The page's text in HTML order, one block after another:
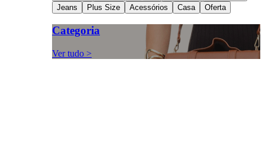
Jeans
Plus Size Acessórios Casa Oferta
Categoria
Ver tudo >